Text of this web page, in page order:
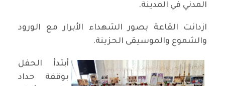
المدني في المدينة.
ازدانت القاعة بصور الشهداء الأبرار مع الورود
والشموع والموسيقى الحزينة.
أبتدأ الحفل
بوقفة حداد